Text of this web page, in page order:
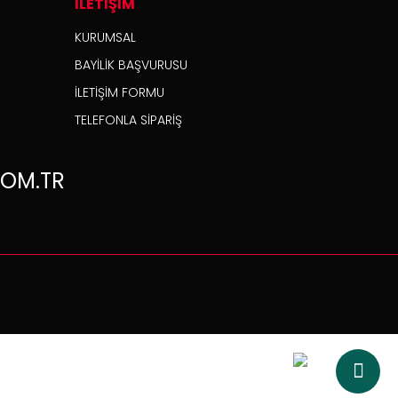
KURUMSAL
BAYİLİK BAŞVURUSU
İLETİŞİM FORMU
TELEFONLA SİPARİŞ